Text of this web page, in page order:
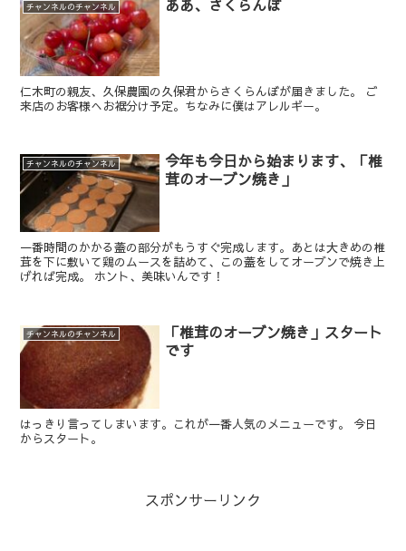
チャンネルのチャンネル ああ、さくらんぼ
仁木町の親友、久保農園の久保君からさくらんぼが届きました。 ご
来店のお客様へお裾分け予定。ちなみに僕はアレルギー。
チャンネルのチャンネル
今年も今日から始まります、「椎
茸のオーブン焼き」
一番時間のかかる蓋の部分がもうすぐ完成します。あとは大きめの椎
茸を下に敷いて鶏のムースを詰めて、この蓋をしてオーブンで焼き上
げれば完成。 ホント、美味いんです！
チャンネルのチャンネル
「椎茸のオーブン焼き」スタート
です
はっきり言ってしまいます。これが一番人気のメニューです。 今日
からスタート。
スポンサーリンク